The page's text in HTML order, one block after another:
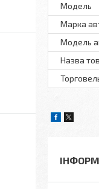
Мoдель
Марка
Модель
Назва